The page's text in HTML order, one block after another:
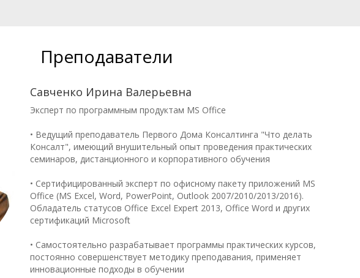
Преподаватели
Савченко Ирина Валерьевна
Эксперт по программным продуктам MS Office
• Ведущий преподаватель Первого Дома Консалтинга "Что делать
Консалт", имеющий внушительный опыт проведения практических
семинаров, дистанционного и корпоративного обучения
• Сертифицированный эксперт по офисному пакету приложений MS
Office (MS Excel, Word, PowerPoint, Outlook 2007/2010/2013/2016).
Обладатель статусов Office Excel Expert 2013, Office Word и других
сертификаций Microsoft
• Самостоятельно разрабатывает программы практических курсов,
постоянно совершенствует методику преподавания, применяет
инновационные подходы в обучении